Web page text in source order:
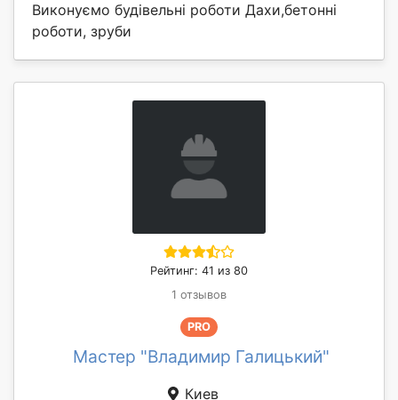
Виконуємо будівельні роботи Дахи,бетонні
роботи, зруби
Рейтинг: 41 из 80
1 отзывов
PRO
Мастер "Владимир Галицький"
Киев